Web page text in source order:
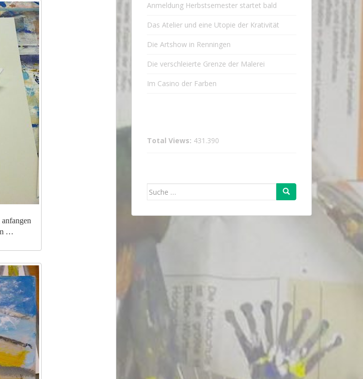
…
Anmeldung Herbstsemester startet bald
Das Atelier und eine Utopie der Krativität
Die Artshow in Renningen
Die verschleierte Grenze der Malerei
Im Casino der Farben
Total Views: 431.390
Suche